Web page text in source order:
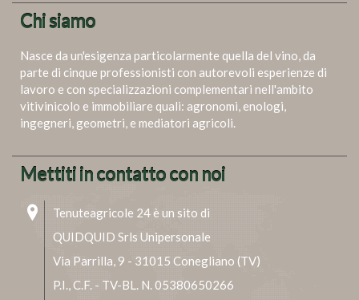
Chi siamo
Nasce da un'esigenza particolarmente quella del vino, da
parte di cinque professionisti con autorevoli esperienze di
lavoro e con specializzazioni complementari nell'ambito
vitivinicolo e immobiliare quali: agronomi, enologi,
ingegneri, geometri, e mediatori agricoli.
Mettiti in contatto con noi
Tenuteagricole 24 è un sito di
QUIDQUID Srls Unipersonale
Via Parrilla, 9 - 31015 Conegliano (TV)
P.I., C.F. - TV-BL. N. 05380650266